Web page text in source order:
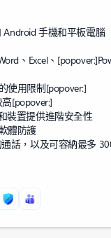
Android 手機和平板電腦
、Excel、 [popover:]
使用限制[popover:]
高[popover:]
裝置提供進階安全性
體防護
話，以及可容納最多